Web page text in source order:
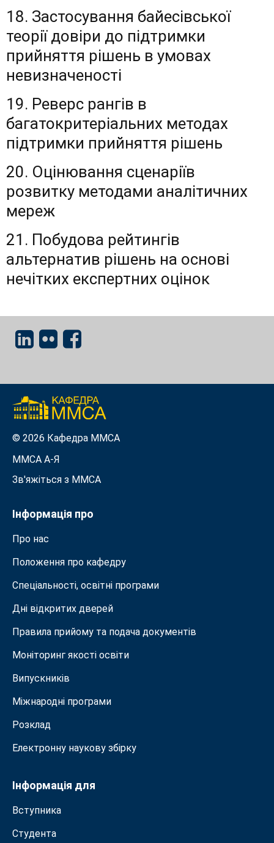
18. Застосування байесівської
теорії довіри до підтримки
прийняття рішень в умовах
невизначеності
19. Реверс рангів в
багатокритеріальних методах
підтримки прийняття рішень
20. Оцінювання сценаріїв
розвитку методами аналітичних
мереж
21. Побудова рейтингів
альтернатив рішень на основі
нечітких експертних оцінок
© 2026 Кафедра ММСА
ММСА A-Я
Зв'яжіться з MMСА
Інформація про
Про нас
Положення про кафедру
Спеціальності, освітні програми
Дні відкритих дверей
Правила прийому та подача документiв
Моніторинг якості освіти
Випускників
Міжнародні програми
Розклад
Електронну наукову збірку
Інформація для
Вступника
Студента